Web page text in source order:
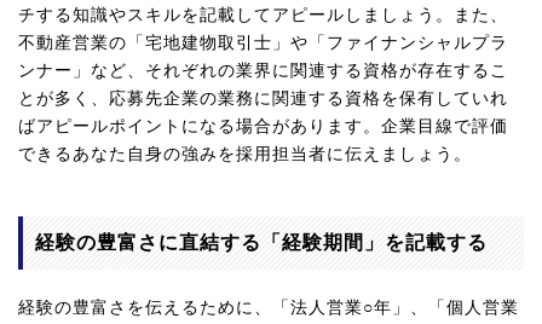
チする知識やスキルを記載してアピールしましょう。また、
不動産営業の「宅地建物取引士」や「ファイナンシャルプラ
ンナー」など、それぞれの業界に関連する資格が存在するこ
とが多く、応募先企業の業務に関連する資格を保有していれ
ばアピールポイントになる場合があります。企業目線で評価
できるあなた自身の強みを採用担当者に伝えましょう。
経験の豊富さに直結する「経験期間」を記載する
経験の豊富さを伝えるために、「法人営業○年」、「個人営業